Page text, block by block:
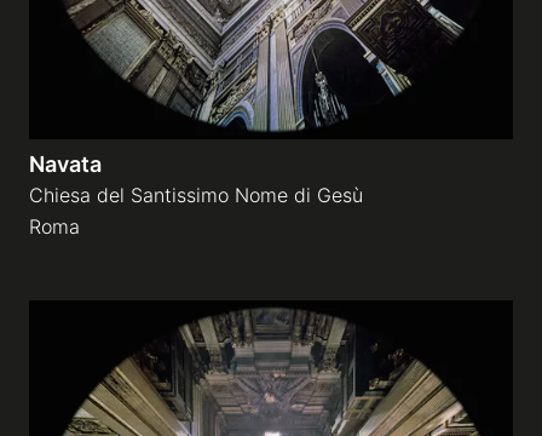
Navata
Chiesa del Santissimo Nome di Gesù
Roma